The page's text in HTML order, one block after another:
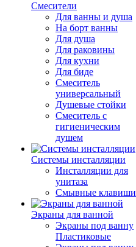
Смесители
Для ванны и душа
На борт ванны
Для душа
Для раковины
Для кухни
Для биде
Смеситель
универсальный
Душевые стойки
Смеситель с
гигиеническим
душем
Системы инсталляции
Инсталляции для
унитаза
Смывные клавиши
Экраны для ванной
Экраны под ванну
Пластиковые